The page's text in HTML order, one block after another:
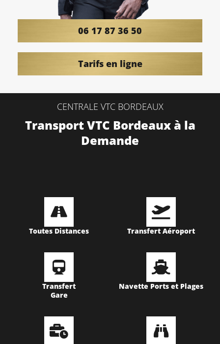
06 17 87 36 50
Tarifs en ligne
CENTRALE VTC BORDEAUX
Transport VTC Bordeaux à la
Demande
Toutes Distances Transfert Aéroport
Transfert
Gare
Navette Ports et Plages